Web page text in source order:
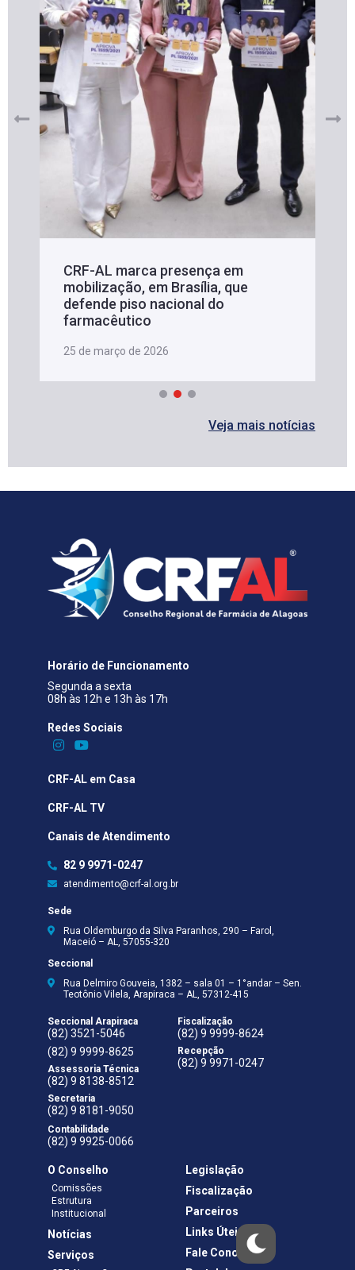
CRF-AL marca presença em
mobilização, em Brasília, que
defende piso nacional do
farmacêutico
25 de março de 2026
Veja mais notícias
Horário de Funcionamento
Segunda a sexta
08h às 12h e 13h às 17h
Redes Sociais​
CRF-AL em Casa
CRF-AL TV
Canais de Atendimento
82 9 9971-0247
atendimento@crf-al.org.br
Sede
Rua Oldemburgo da Silva Paranhos, 290 – Farol,
Maceió – AL, 57055-320
Seccional
Rua Delmiro Gouveia, 1382 – sala 01 – 1°andar – Sen.
Teotônio Vilela, Arapiraca – AL, 57312-415
Seccional Arapiraca
(82) 3521-5046
(82) 9 9999-8625
Assessoria Técnica
(82) 9 8138-8512
Secretaria
(82) 9 8181-9050
Contabilidade
(82) 9 9925-0066
Fiscalização
(82) 9 9999-8624
Recepção
(82) 9 9971-0247
O Conselho
Comissões
Estrutura
Institucional
Notícias
Serviços
Legislação
Fiscalização
Parceiros
Links Úteis
Fale Conosco